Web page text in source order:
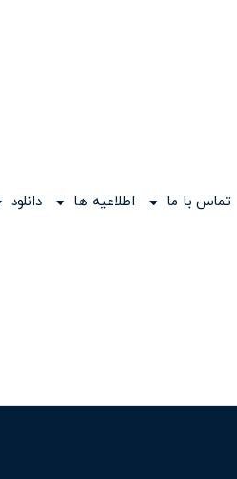
تماس با ما اطلاعیه ها دانلود